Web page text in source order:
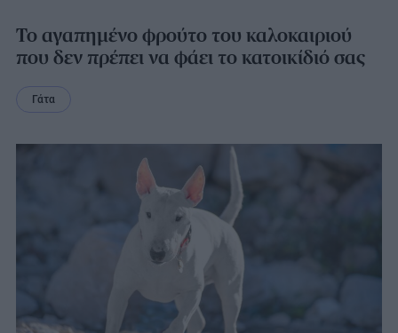
Το αγαπημένο φρούτο του καλοκαιριού
που δεν πρέπει να φάει το κατοικίδιό σας
Γάτα